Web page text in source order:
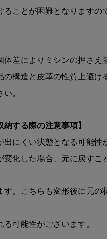
ことが困難となりますの
差によりミシンの押さえ
の構造と皮革の性質上避け
。
納する際の注意事項】
出にくい状態となる可能性
化した場合、元に戻すこ
す。こちらも変形後に元の
可能性がございます。